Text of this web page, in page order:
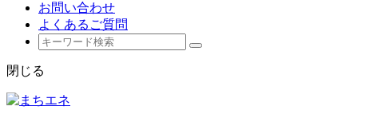
お問い合わせ
よくあるご質問
閉じる